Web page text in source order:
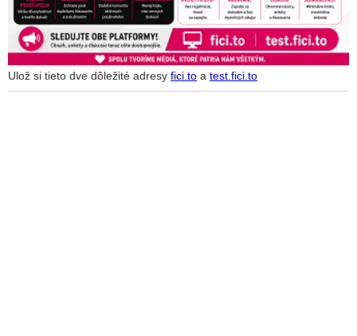
Ulož si tieto dve dôležité adresy fici.to a test.fici.to